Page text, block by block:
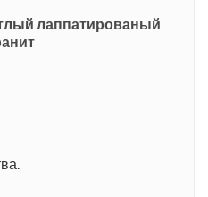
лаппатированый